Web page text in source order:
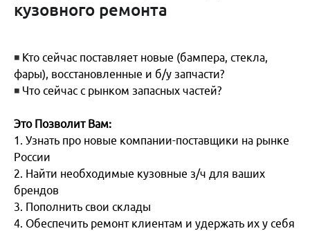
выставляют за 150 тыс. руб. Такие изменения цены
клиента. И он больше просто не придет. Пропадает
работа на перспективу! А ведь клиенты сейчас -
самое важное? как для страховых, так и для дилеров.
кузовного ремонта
◾ Кто сейчас поставляет новые (бампера, стекла,
фары), восстановленные и б/у запчасти?
◾ Что сейчас с рынком запасных частей?
Это Позволит Вам:
1. Узнать про новые компании-поставщики на рынке
России
2. Найти необходимые кузовные з/ч для ваших
брендов
3. Пополнить свои склады
4. Обеспечить ремонт клиентам и удержать их у себя